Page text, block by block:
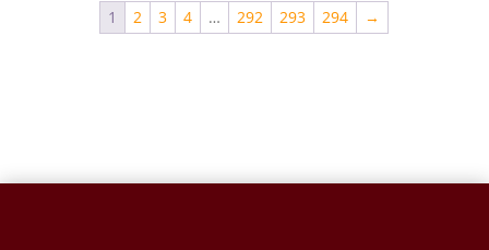
1 2 3 4 … 292 293 294 →